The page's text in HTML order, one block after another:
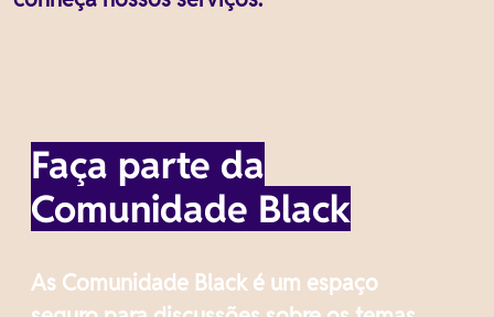
Faça parte da
Comunidade Black
As Comunidade Black é um espaço